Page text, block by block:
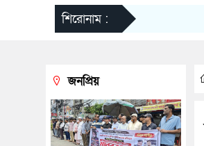
শিরোনাম :
জনপ্রিয়